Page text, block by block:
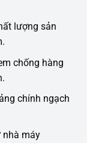
lượng sản
chống hàng
chính ngạch
nhà máy